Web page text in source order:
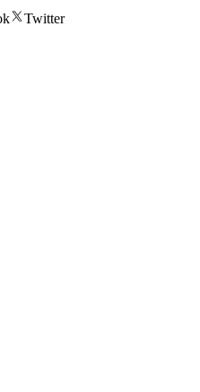
Twitter